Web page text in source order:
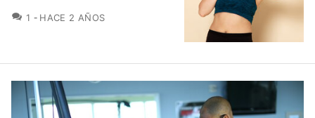
1 COMENTARIOS
HACE 2 AÑOS